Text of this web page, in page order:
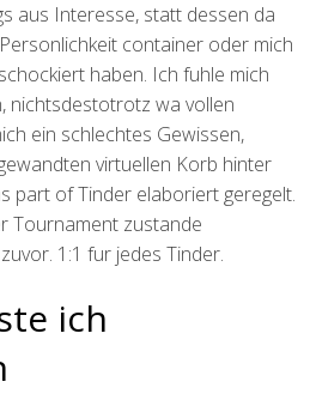
aus Interesse, statt dessen da
container oder mich
haben. Ich fuhle mich
nichtsdestotrotz wa vollen
ein schlechtes Gewissen,
virtuellen Korb hinter
part of Tinder elaboriert geregelt.
Tournament zustande
1:1 fur jedes Tinder.
ich